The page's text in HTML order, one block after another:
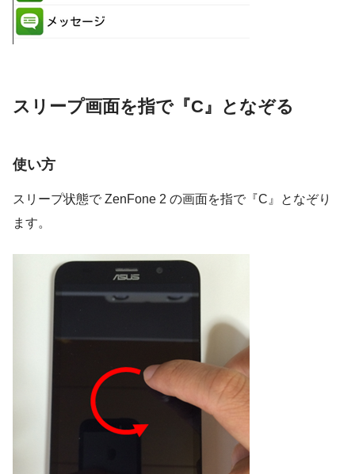
スリープ画面を指で『C』となぞる
使い方
スリープ状態で ZenFone 2 の画面を指で『C』となぞり
ます。